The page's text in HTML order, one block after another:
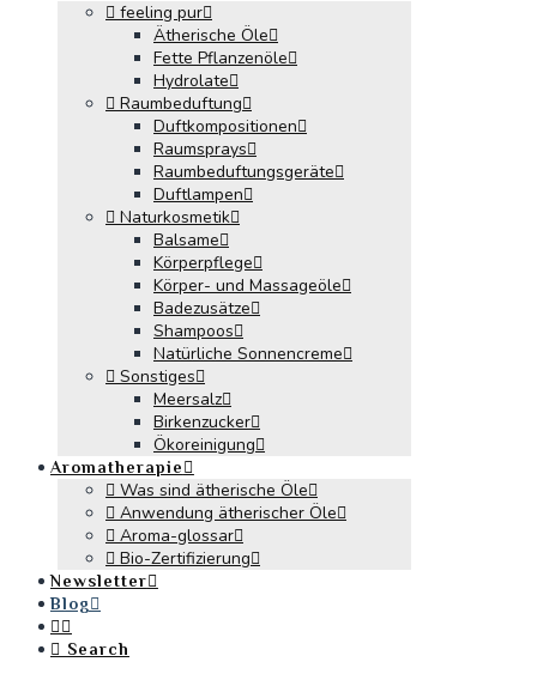
feeling pur
Ätherische Öle
Fette Pflanzenöle
Hydrolate
Raumbeduftung
Duftkompositionen
Raumsprays
Raumbeduftungsgeräte
Duftlampen
Naturkosmetik
Balsame
Körperpflege
Körper- und Massageöle
Badezusätze
Shampoos
Natürliche Sonnencreme
Sonstiges
Meersalz
Birkenzucker
Ökoreinigung
Aromatherapie
Was sind ätherische Öle
Anwendung ätherischer Öle
Aroma-glossar
Bio-Zertifizierung
Newsletter
Blog
Search